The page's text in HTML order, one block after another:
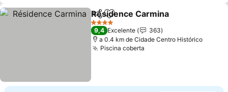
PartilharAdicionar aos favoritos
Résidence Carmina
4 Estrelas
9,4 Excelente
363
a 0.4 km de Cidade Centro Histórico
Piscina coberta